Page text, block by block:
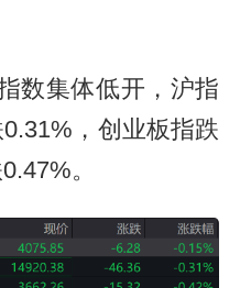
数集体低开，沪指
，创业板指跌
。